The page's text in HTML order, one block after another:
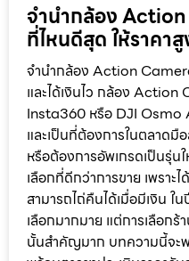
จำนำกล้อง
ที่ไหนดีสุด ให้ราคาสู
จำนำกล้อง Action
และได้เงินไว กล้อง
Insta360 หรือ DJI
และเป็นที่ต้องการในตลาด
หรือต้องการอัพเกรดเป็นรุ่น
เลือกที่ดีกว่าการขาย เพราะ
สามารถไถ่คืนได้เมื่อมีเงิน
เลือกมากมาย แต่การเลือกร้
นั้นสำคัญมาก บทความนี้จะ